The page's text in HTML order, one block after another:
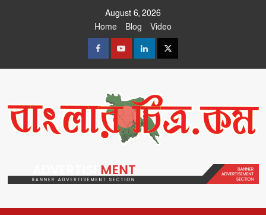
August 6, 2026
Home
Blog Video
FacebookYoutubelinkedin
X